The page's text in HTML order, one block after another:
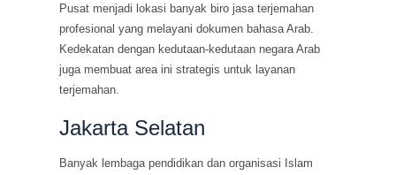
Pusat menjadi lokasi banyak biro jasa terjemahan
profesional yang melayani dokumen bahasa Arab.
Kedekatan dengan kedutaan-kedutaan negara Arab
juga membuat area ini strategis untuk layanan
terjemahan.
Jakarta Selatan
Banyak lembaga pendidikan dan organisasi Islam